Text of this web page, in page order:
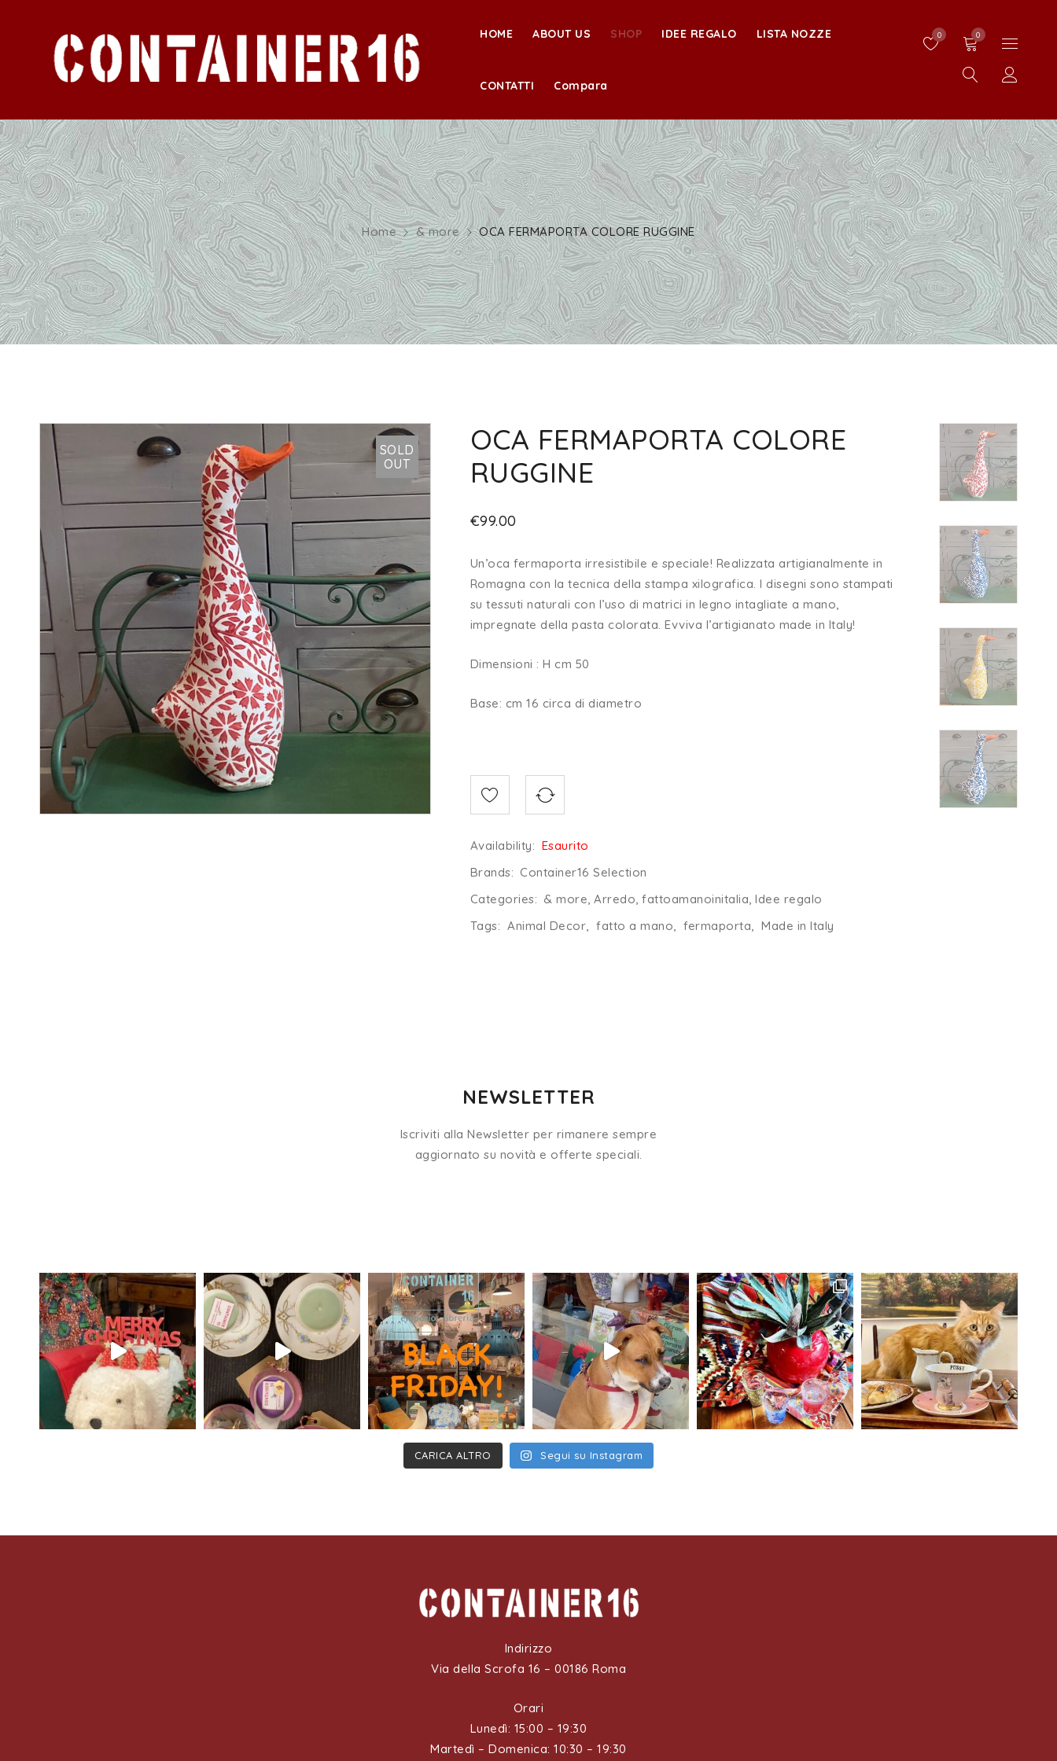
HOME ABOUT US SHOP IDEE REGALO LISTA NOZZE
CONTATTI Compara
0
0
Home & more OCA FERMAPORTA COLORE RUGGINE
SOLD
OUT
OCA FERMAPORTA COLORE
RUGGINE
€99.00
Un’oca fermaporta irresistibile e speciale! Realizzata artigianalmente in
Romagna con la tecnica della stampa xilografica. I disegni sono stampati
su tessuti naturali con l’uso di matrici in legno intagliate a mano,
impregnate della pasta colorata. Evviva l’artigianato made in Italy!
Dimensioni : H cm 50
Base: cm 16 circa di diametro
Availability: Esaurito
Brands: Container16 Selection
Categories: & more,Arredo,fattoamanoinitalia,Idee regalo
Tags: Animal Decor, fatto a mano, fermaporta, Made in Italy
NEWSLETTER
Iscriviti alla Newsletter per rimanere sempre
aggiornato su novità e offerte speciali.
CARICA ALTRO Segui su Instagram
Indirizzo
Via della Scrofa 16 – 00186 Roma
Orari
Lunedì: 15:00 – 19:30
Martedì – Domenica: 10:30 – 19:30